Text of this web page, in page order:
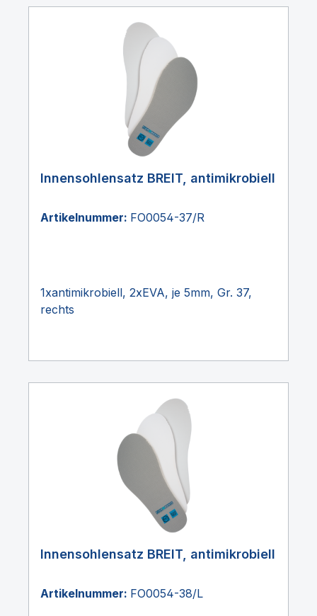
Innensohlensatz BREIT, antimikrobiell
Artikelnummer: FO0054-37/R
1xantimikrobiell, 2xEVA, je 5mm, Gr. 37,
rechts
Innensohlensatz BREIT, antimikrobiell
Artikelnummer: FO0054-38/L